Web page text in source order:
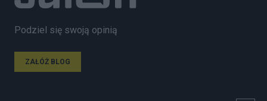
Podziel się swoją opinią
ZAŁÓŻ BLOG